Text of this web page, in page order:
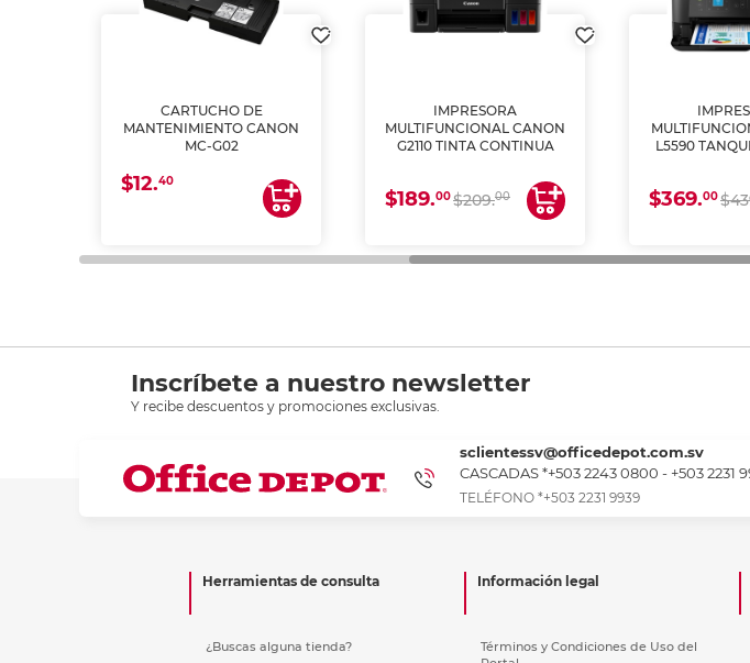
CARTUCHO DE
MANTENIMIENTO CANON
MC-G02
$12.40
IMPRESORA
MULTIFUNCIONAL CANON
G2110 TINTA CONTINUA
$189.00$209.00
L5590
$369.00
Inscríbete a nuestro newsletter
Y recibe descuentos y promociones exclusivas.
sclientessv@officedepot.com.sv
CASCADAS *+503 2243 0800 - +503 2231
TELÉFONO *+503 2231 9939
Herramientas de consulta
¿Buscas alguna tienda?
Información legal
Términos y Condiciones de Uso del